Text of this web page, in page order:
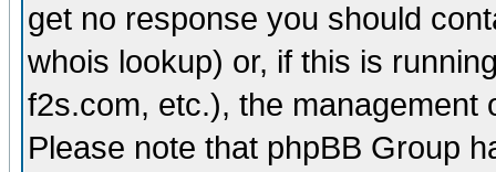
get no response you should
whois lookup) or, if this is
f2s.com, etc.), the management
Please note that phpBB Group